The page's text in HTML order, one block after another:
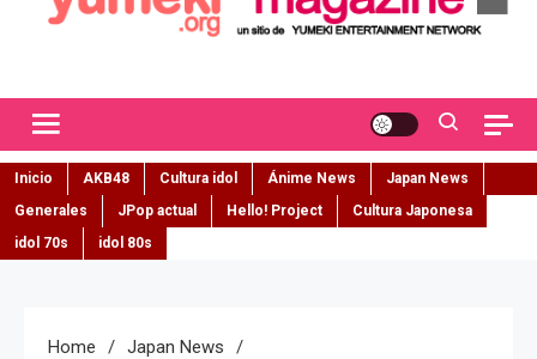
Inicio AKB48 Cultura idol Ánime News
Japan News
Generales
JPop actual Hello! Project
Cultura Japonesa
idol 70s
idol 80s
Home
Japan News